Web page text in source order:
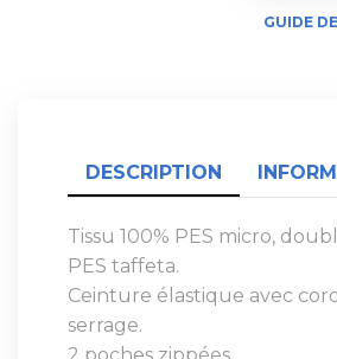
GUIDE
DESCRIPTION
Tissu 100% PES micro,
PES taffeta.
Ceinture élastique avec
serrage.